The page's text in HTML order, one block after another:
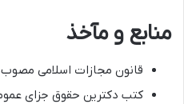
منابع و مآخذ
قانون مجازات اسلامی مصوب ۱۳۹۲ با آخرین اصلاحات
کتب دکترین حقوق جزای